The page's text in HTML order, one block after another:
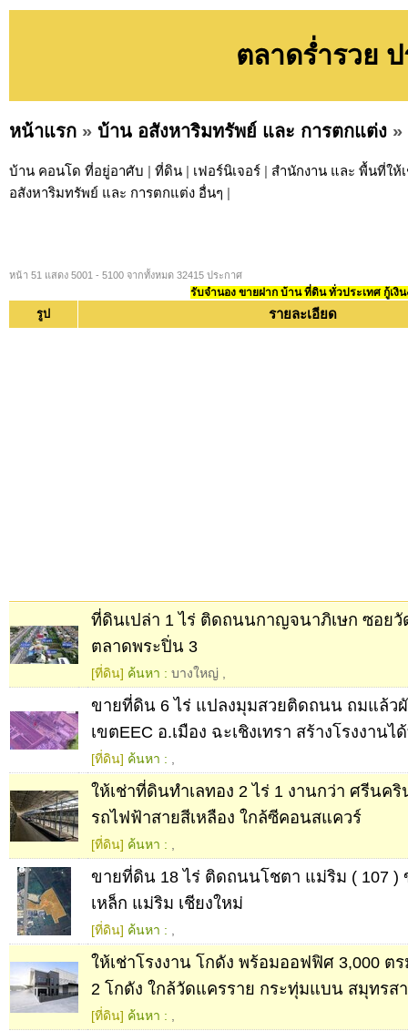
ตลาดร่ำรวย
หน้าแรก » บ้าน อสังหาริมทรัพย์ และ การตกแต่ง »
บ้าน คอนโด ที่อยู่อาศับ | ที่ดิน | เฟอร์นิเจอร์ | สำนักงาน และ พื้นที่ให้
อสังหาริมทรัพย์ และ การตกแต่ง อื่นๆ |
หน้า 51 แสดง 5001 - 5100 จากทั้งหมด 32415 ประกาศ
รับจำนอง ขายฝาก บ้าน ที่ดิน ทั่วประเทศ กู้เงิ
รูป รายละเอียด
ที่ดินเปล่า 1 ไร่ ติดถนนกาญจนาภิเษก ซอย
ตลาดพระปิ่น 3
[ที่ดิน] ค้นหา : บางใหญ่
ขายที่ดิน 6 ไร่ แปลงมุมสวยติดถนน ถมแล้ว
เขตEEC อ.เมือง ฉะเชิงเทรา สร้างโรงงานไ
[ที่ดิน] ค้นหา :
ให้เช่าที่ดินทำเลทอง 2 ไร่ 1 งานกว่า ศรีนคริ
รถไฟฟ้าสายสีเหลือง ใกล้ซีคอนสแควร์
[ที่ดิน] ค้นหา :
ขายที่ดิน 18 ไร่ ติดถนนโชตา แม่ริม ( 107 )
เหล็ก แม่ริม เชียงใหม่
[ที่ดิน] ค้นหา :
ให้เช่าโรงงาน โกดัง พร้อมออฟฟิศ 3,000 ต
2 โกดัง ใกล้วัดแครราย กระทุ่มแบน สมุทรส
[ที่ดิน] ค้นหา :